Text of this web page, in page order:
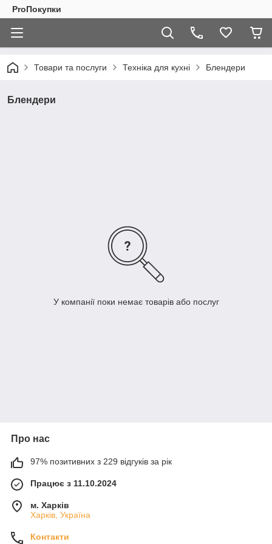
ProПокупки
Товари та послуги Техніка для кухні Блендери
Блендери
У компанії поки немає товарів або послуг
Про нас
97% позитивних з 229 відгуків за рік
Працює з 11.10.2024
м. Харків
Харків, Україна
Контакти